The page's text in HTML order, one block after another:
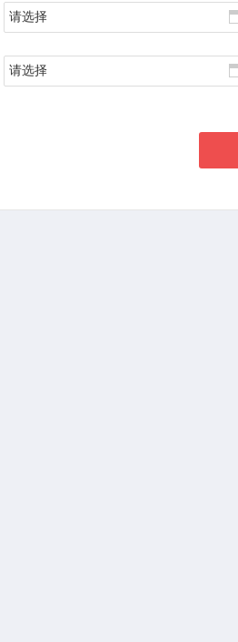
请选择
请选择